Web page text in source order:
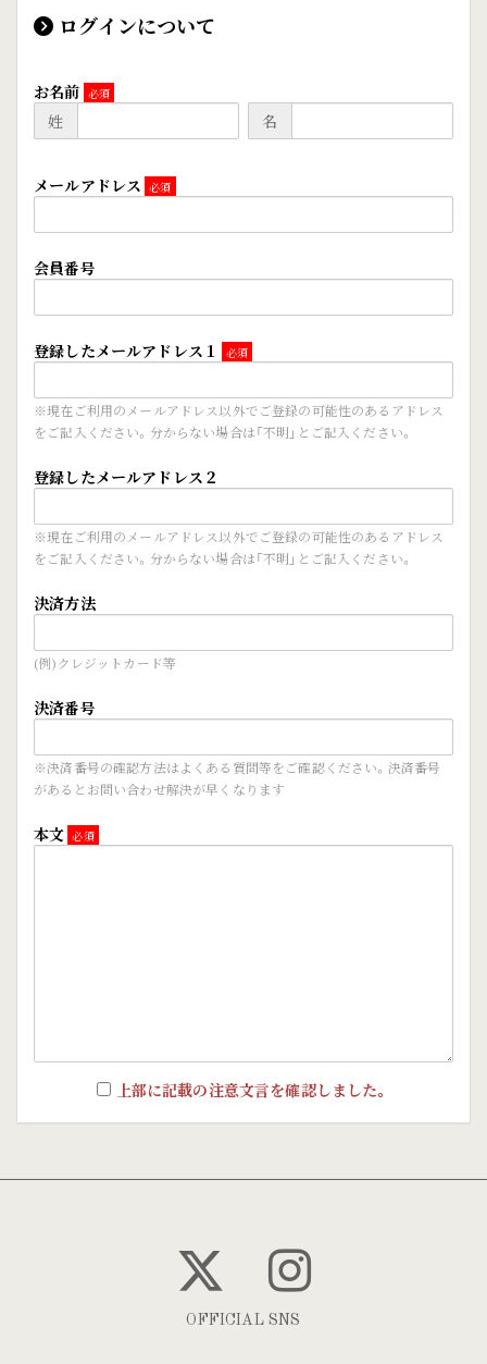
ログインについて
お名前
姓
名
メールアドレス
会員番号
登録したメールアドレス１
※現在ご利用のメールアドレス以外でご登録の可能性のあるアドレス
をご記入ください。分からない場合は「不明」とご記入ください。
登録したメールアドレス２
※現在ご利用のメールアドレス以外でご登録の可能性のあるアドレス
をご記入ください。分からない場合は「不明」とご記入ください。
決済方法
(例)クレジットカード等
決済番号
※決済番号の確認方法はよくある質問等をご確認ください。決済番号
があるとお問い合わせ解決が早くなります
本文
上部に記載の注意文言を確認しました。
OFFICIAL SNS